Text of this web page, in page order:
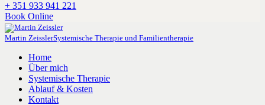
+ 351 933 941 221
Book Online
Martin ZeisslerSystemische Therapie und Familientherapie
Home
Über mich
Systemische Therapie
Ablauf & Kosten
Kontakt